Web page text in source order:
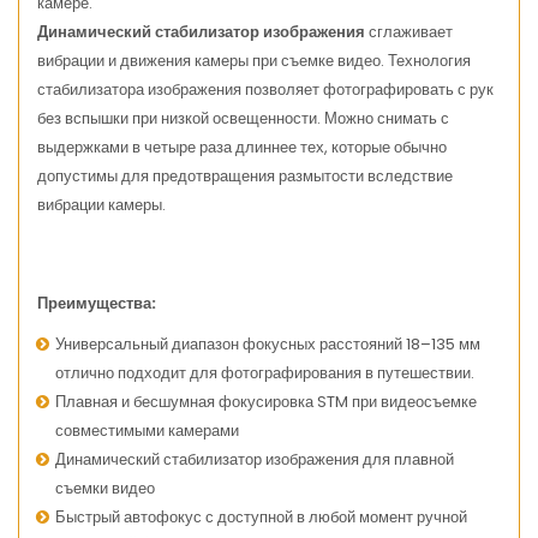
Динамический стабилизатор изображения сглаживает
вибрации и движения камеры при съемке видео. Технология
стабилизатора изображения позволяет фотографировать с рук
без вспышки при низкой освещенности. Можно снимать с
выдержками в четыре раза длиннее тех, которые обычно
допустимы для предотвращения размытости вследствие
вибрации камеры.
Преимущества:
Универсальный диапазон фокусных расстояний 18–135 мм
отлично подходит для фотографирования в путешествии.
Плавная и бесшумная фокусировка STM при видеосъемке
совместимыми камерами
Динамический стабилизатор изображения для плавной
съемки видео
Быстрый автофокус с доступной в любой момент ручной